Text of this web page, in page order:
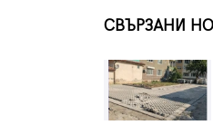
СВЪРЗАНИ